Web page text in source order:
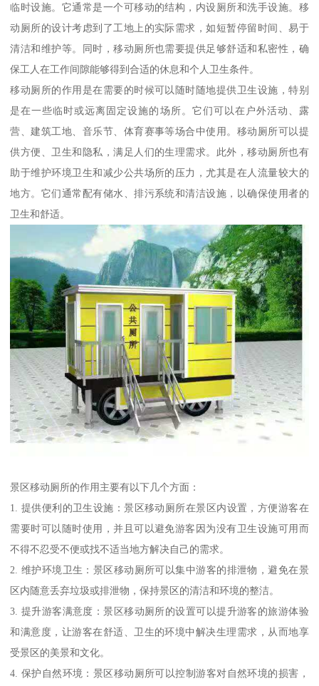
临时设施。它通常是一个可移动的结构，内设厕所和洗手设施。移
动厕所的设计考虑到了工地上的实际需求，如短暂停留时间、易于
清洁和维护等。同时，移动厕所也需要提供足够舒适和私密性，确
保工人在工作间隙能够得到合适的休息和个人卫生条件。
移动厕所的作用是在需要的时候可以随时随地提供卫生设施，特别
是在一些临时或远离固定设施的场所。它们可以在户外活动、露
营、建筑工地、音乐节、体育赛事等场合中使用。移动厕所可以提
供方便、卫生和隐私，满足人们的生理需求。此外，移动厕所也有
助于维护环境卫生和减少公共场所的压力，尤其是在人流量较大的
地方。它们通常配有储水、排污系统和清洁设施，以确保使用者的
卫生和舒适。
景区移动厕所的作用主要有以下几个方面：
1. 提供便利的卫生设施：景区移动厕所在景区内设置，方便游客在
需要时可以随时使用，并且可以避免游客因为没有卫生设施可用而
不得不忍受不便或找不适当地方解决自己的需求。
2. 维护环境卫生：景区移动厕所可以集中游客的排泄物，避免在景
区内随意丢弃垃圾或排泄物，保持景区的清洁和环境的整洁。
3. 提升游客满意度：景区移动厕所的设置可以提升游客的旅游体验
和满意度，让游客在舒适、卫生的环境中解决生理需求，从而地享
受景区的美景和文化。
4. 保护自然环境：景区移动厕所可以控制游客对自然环境的损害，